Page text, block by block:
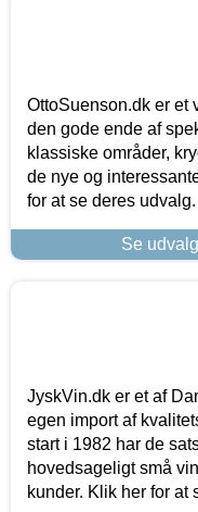
OttoSuenson.dk er et
den gode ende af
klassiske områder,
de nye og
for at se deres udvalg.
Se
JyskVin.dk er et af
egen import af
start i 1982 har de
hovedsageligt små
kunder. Klik her for at